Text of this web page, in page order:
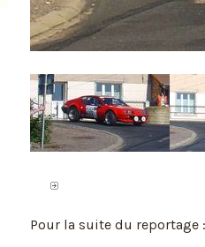
Pour la suite du reportage